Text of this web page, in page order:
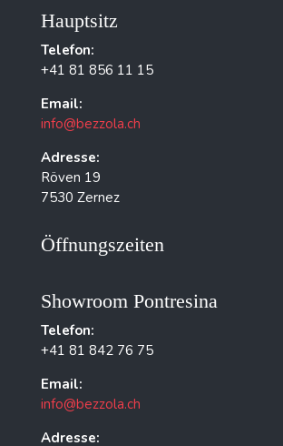
Hauptsitz
Telefon:
+41 81 856 11 15
Email:
info@bezzola.ch
Adresse:
Röven 19
7530 Zernez
Öffnungszeiten
Showroom Pontresina
Telefon:
+41 81 842 76 75
Email:
info@bezzola.ch
Adresse: